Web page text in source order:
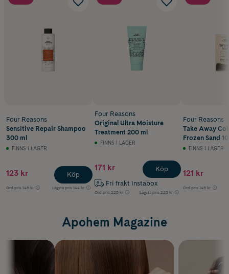
Four Reasons
Sensitive Repair Shampoo
300 ml
FINNS I LAGER
123 kr
Ord.pris 145 kr Lägsta pris 144 kr
Köp
Four Reasons
Original Ultra Moisture
Treatment 200 ml
FINNS I LAGER
171 kr
Fri frakt Instabox
Ord.pris 225 kr Lägsta pris 223 kr
Köp
Four Reasons
Take Away
Frozen Sand
FINNS I LAGER
121 kr
Ord.pris 149 kr
Apohem Magazine